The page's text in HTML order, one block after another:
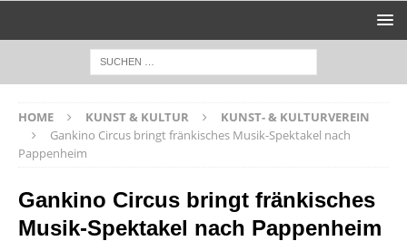
HOME KUNST & KULTUR
KUNST- & KULTURVEREIN
Gankino Circus bringt fränkisches Musik-Spektakel nach
Pappenheim
Gankino Circus bringt fränkisches
Musik-Spektakel nach Pappenheim